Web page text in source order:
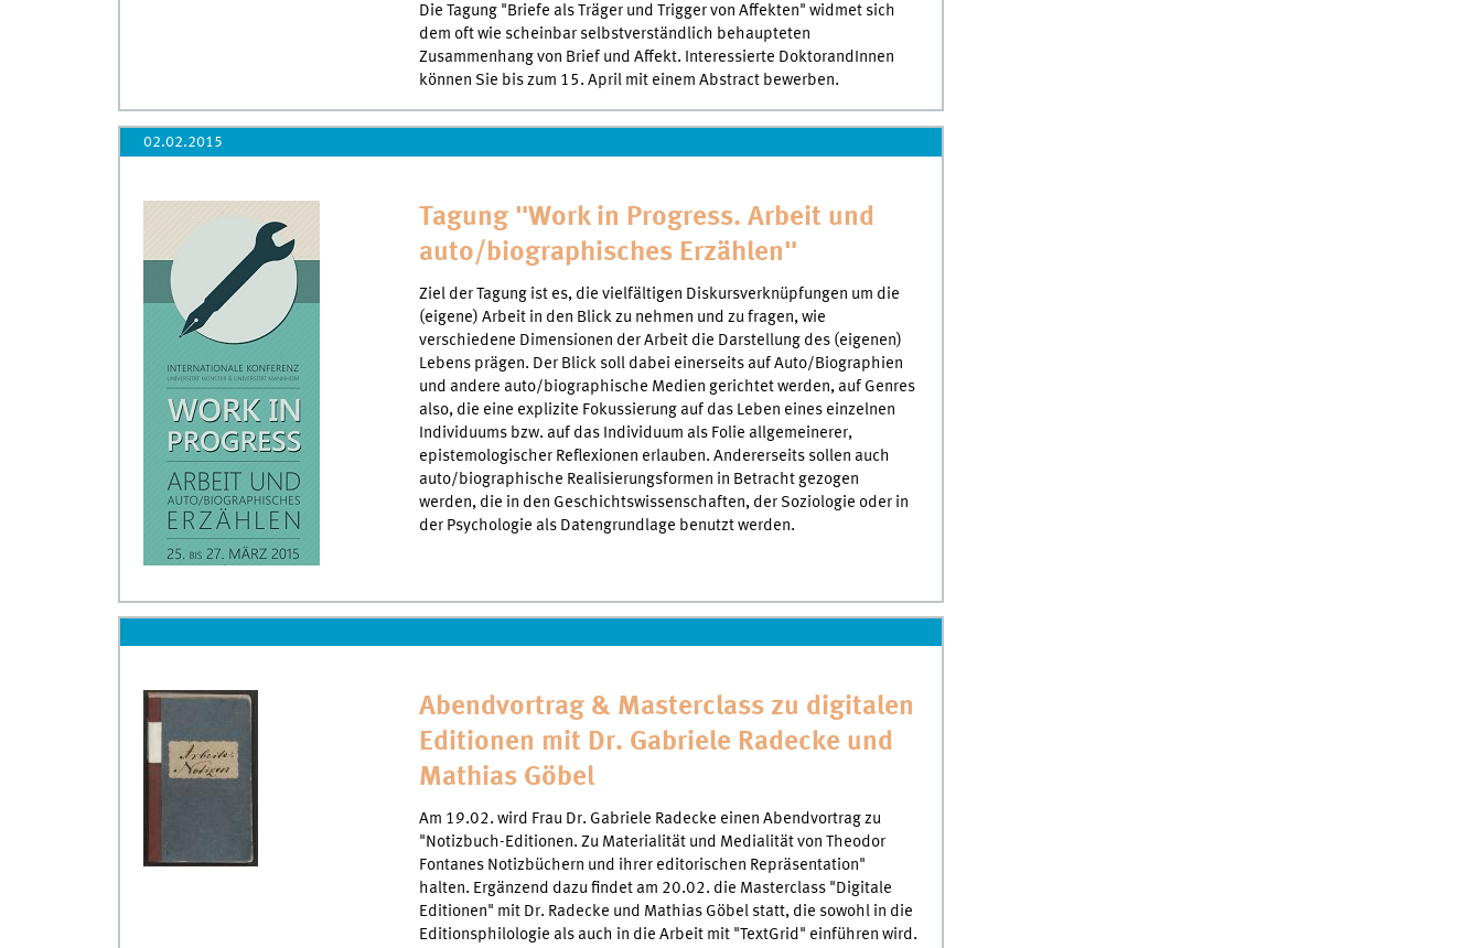
Die Tagung "Briefe als Träger und Trigger von Affekten" widmet sich
dem oft wie scheinbar selbstverständlich behaupteten
Zusammenhang von Brief und Affekt. Interessierte DoktorandInnen
können Sie bis zum 15. April mit einem Abstract bewerben.
02.02.2015
Tagung "Work in Progress. Arbeit und
auto/biographisches Erzählen"
Ziel der Tagung ist es, die vielfältigen Diskursverknüpfungen um die
(eigene) Arbeit in den Blick zu nehmen und zu fragen, wie
verschiedene Dimensionen der Arbeit die Darstellung des (eigenen)
Lebens prägen. Der Blick soll dabei einerseits auf Auto/Biographien
und andere auto/biographische Medien gerichtet werden, auf Genres
also, die eine explizite Fokussierung auf das Leben eines einzelnen
Individuums bzw. auf das Individuum als Folie allgemeinerer,
epistemologischer Reflexionen erlauben. Andererseits sollen auch
auto/biographische Realisierungsformen in Betracht gezogen
werden, die in den Geschichtswissenschaften, der Soziologie oder in
der Psychologie als Datengrundlage benutzt werden.
Abendvortrag & Masterclass zu digitalen
Editionen mit Dr. Gabriele Radecke und
Mathias Göbel
Am 19.02. wird Frau Dr. Gabriele Radecke einen Abendvortrag zu
"Notizbuch-Editionen. Zu Materialität und Medialität von Theodor
Fontanes Notizbüchern und ihrer editorischen Repräsentation"
halten. Ergänzend dazu findet am 20.02. die Masterclass "Digitale
Editionen" mit Dr. Radecke und Mathias Göbel statt, die sowohl in die
Editionsphilologie als auch in die Arbeit mit "TextGrid" einführen wird.